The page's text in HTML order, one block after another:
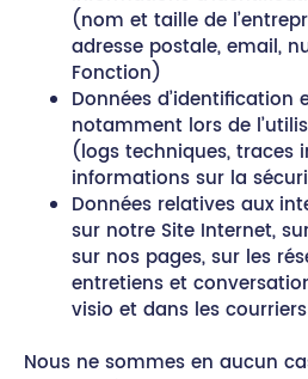
(nom et taille de
adresse postale, email,
Fonction)
Données d’identification
notamment lors de
(logs techniques, traces
informations sur la
Données relatives aux
sur notre Site Internet,
sur nos pages, sur les
entretiens et
visio et dans les
Nous ne sommes en aucun